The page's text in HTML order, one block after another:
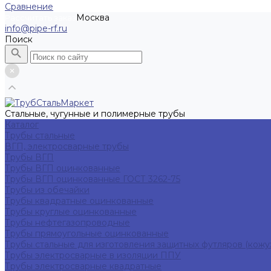
Сравнение
Москва
info@pipe-rf.ru
Поиск
Стальные, чугунные и полимерные трубы
Каталог
Трубы стальные
ВГП, электросварные трубы
Трубы ВГП
Трубы ВГП оцинкованные
Трубы ВГП оцинкованные ГОСТ 3262-75
Трубы из обечайки
Трубы квадратные оцинкованные
Трубы круглые оцинкованные
Трубы нефтегазопроводные
Трубы прямоугольные оцинкованные
Трубы стальные для изготовления защитных футляров
Трубы электросварные в изоляции ППУ
Трубы электросварные квадратные